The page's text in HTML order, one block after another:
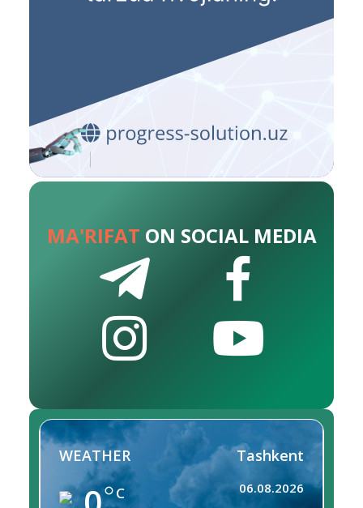
MA'RIFAT ON SOCIAL MEDIA
WEATHER
C
Tashkent
06.08.2026